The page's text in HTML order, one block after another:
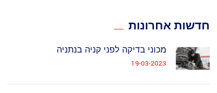
חדשות אחרונות
מכוני בדיקה לפני קניה בנתניה
19-03-2023